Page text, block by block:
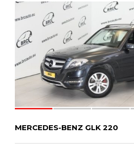
IŠSKIRTINIS
MERCEDES-BENZ GLK 220